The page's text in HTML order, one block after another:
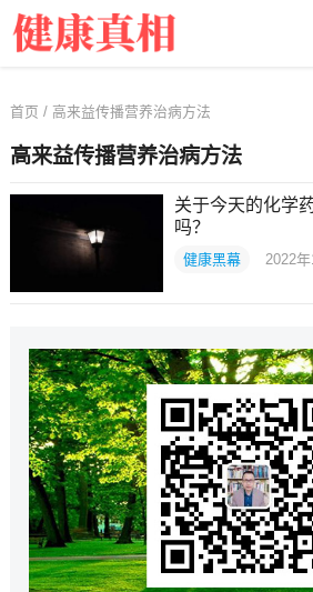
首页 / 高来益传播营养治病方法
高来益传播营养治病方法
关于今天的化学
吗？
健康黑幕 2022